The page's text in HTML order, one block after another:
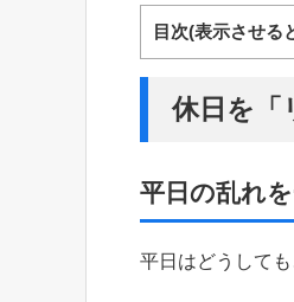
目次(表示させる
休日を「
平日の乱れ
平日はどうしても